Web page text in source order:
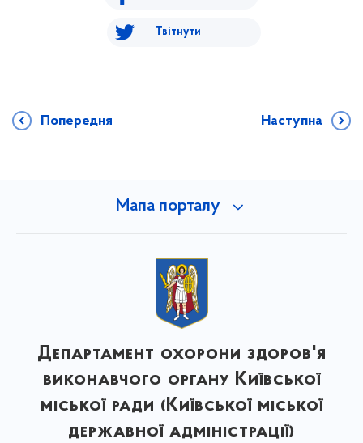
Твітнути
Попередня Наступна
Мапа порталу
Департамент охорони здоров'я
виконавчого органу Київської
міської ради (Київської міської
державної адміністрації)